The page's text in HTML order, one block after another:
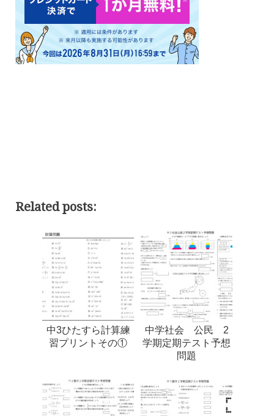
Related posts:
中3ひたすら計算練
習プリントその①
中学社会 公民 2
学期定期テスト予想
問題